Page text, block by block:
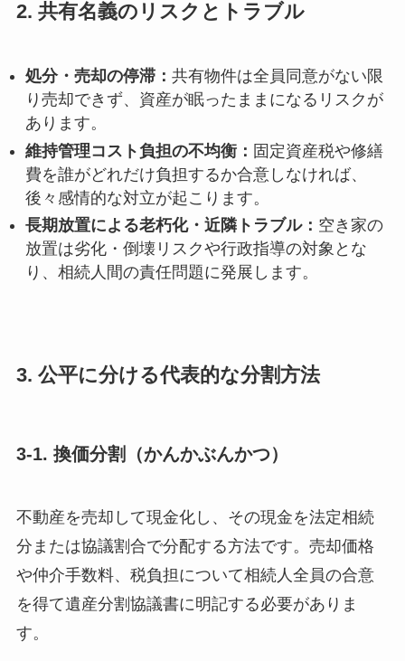
2. 共有名義のリスクとトラブル
処分・売却の停滞： 共有物件は全員同意がない限
り売却できず、資産が眠ったままになるリスクが
あります。
維持管理コスト負担の不均衡： 固定資産税や修繕
費を誰がどれだけ負担するか合意しなければ、
後々感情的な対立が起こります。
長期放置による老朽化・近隣トラブル： 空き家の
放置は劣化・倒壊リスクや行政指導の対象とな
り、相続人間の責任問題に発展します。
3. 公平に分ける代表的な分割方法
3-1. 換価分割（かんかぶんかつ）
不動産を売却して現金化し、その現金を法定相続
分または協議割合で分配する方法です。売却価格
や仲介手数料、税負担について相続人全員の合意
を得て遺産分割協議書に明記する必要がありま
す。